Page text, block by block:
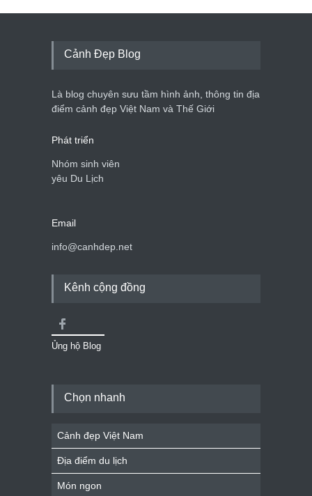
Tam giác mạch khoe sắc
du lịch quốc gia
Cảnh đẹp Việt Nam 24/04/2020
Cảnh Đẹp Blog
Là blog chuyên sưu tầm hình ảnh, thông tin địa
điểm cảnh đẹp Việt Nam và Thế Giới
Phát triển
Nhóm sinh viên
yêu Du Lịch
Email
info@canhdep.net
Kênh cộng đồng
Ủng hộ Blog
Chọn nhanh
Cảnh đẹp Việt Nam
Địa điểm du lịch
Món ngon